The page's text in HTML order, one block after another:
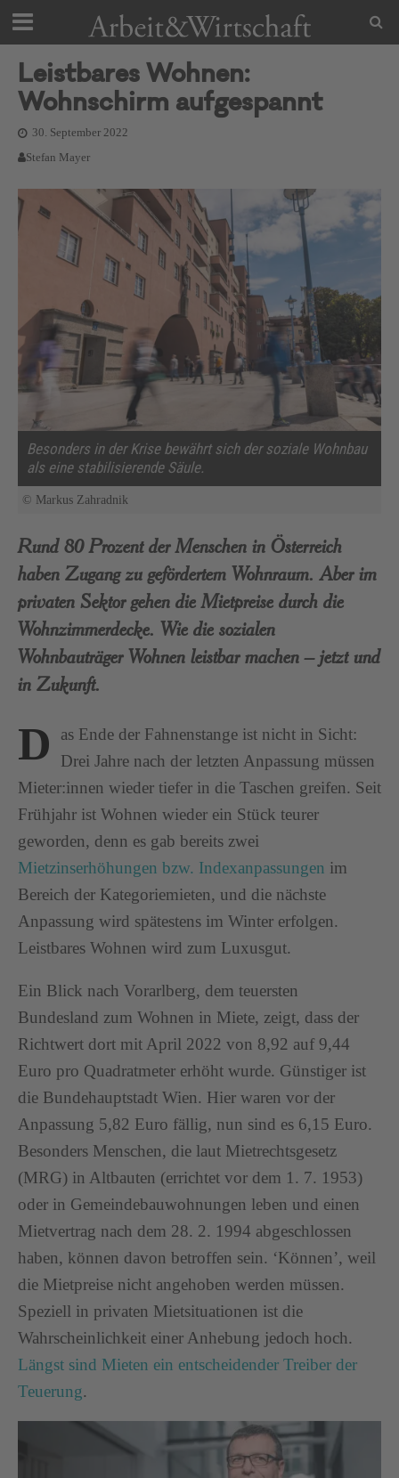
Leistbares Wohnen:
Wohnschirm aufgespannt
30. September 2022
Stefan Mayer
Besonders in der Krise bewährt sich der soziale Wohnbau
als eine stabilisierende Säule.
© Markus Zahradnik
Rund 80 Prozent der Menschen in Österreich
haben Zugang zu gefördertem Wohnraum. Aber im
privaten Sektor gehen die Mietpreise durch die
Wohnzimmerdecke. Wie die sozialen
Wohnbauträger Wohnen leistbar machen – jetzt und
in Zukunft.
D
as Ende der Fahnenstange ist nicht in Sicht:
Drei Jahre nach der letzten Anpassung müssen
Mieter:innen wieder tiefer in die Taschen greifen. Seit
Frühjahr ist Wohnen wieder ein Stück teurer
geworden, denn es gab bereits zwei
Mietzinserhöhungen bzw. Indexanpassungen im
Bereich der Kategoriemieten, und die nächste
Anpassung wird spätestens im Winter erfolgen.
Leistbares Wohnen wird zum Luxusgut.
Ein Blick nach Vorarlberg, dem teuersten
Bundesland zum Wohnen in Miete, zeigt, dass der
Richtwert dort mit April 2022 von 8,92 auf 9,44
Euro pro Quadratmeter erhöht wurde. Günstiger ist
die Bundehauptstadt Wien. Hier waren vor der
Anpassung 5,82 Euro fällig, nun sind es 6,15 Euro.
Besonders Menschen, die laut Mietrechtsgesetz
(MRG) in Altbauten (errichtet vor dem 1. 7. 1953)
oder in Gemeindebauwohnungen leben und einen
Mietvertrag nach dem 28. 2. 1994 abgeschlossen
haben, können davon betroffen sein. ‘Können’, weil
die Mietpreise nicht angehoben werden müssen.
Speziell in privaten Mietsituationen ist die
Wahrscheinlichkeit einer Anhebung jedoch hoch.
Längst sind Mieten ein entscheidender Treiber der
Teuerung.